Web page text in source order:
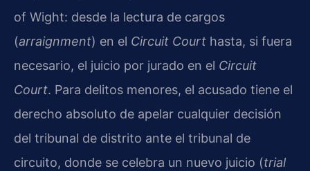
of Wight: desde la lectura de cargos
(arraignment) en el Circuit Court hasta, si fuera
necesario, el juicio por jurado en el Circuit
Court. Para delitos menores, el acusado tiene el
derecho absoluto de apelar cualquier decisión
del tribunal de distrito ante el tribunal de
circuito, donde se celebra un nuevo juicio (trial